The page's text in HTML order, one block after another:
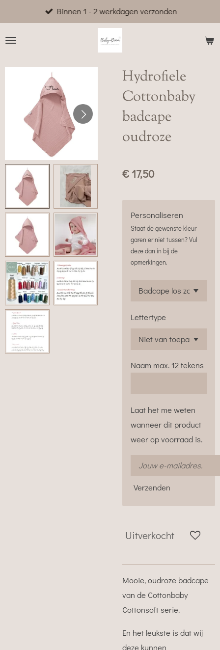
direct
naar
hoofdinhoud
Binnen 1 - 2 werkdagen verzonden
Hydrofiele
Cottonbaby
badcape
oudroze
€ 17,50
Personaliseren
Staat de gewenste kleur
garen er niet tussen? Vul
deze dan in bij de
opmerkingen.
Lettertype
Naam max. 12 tekens
Laat het me weten
wanneer dit product
weer op voorraad is.
Verzenden
Uitverkocht
Mooie, oudroze badcape
van de Cottonbaby
Cottonsoft serie.
En het leukste is dat wij
deze kunnen